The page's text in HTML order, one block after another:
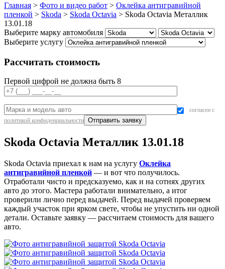
Главная > Фото и видео работ > Оклейка антигравийной
пленкой > Skoda > Skoda Octavia > Skoda Octavia Металлик
13.01.18
Выберите марку автомобиля
Выберите услугу
Рассчитать стоимость
Первой цифрой не должна быть 8
согласен с
политикой конфиденциальности
Skoda Octavia Металлик 13.01.18
Skoda Octavia приехал к нам на услугу Оклейка
антигравийной пленкой — и вот что получилось.
Отработали чисто и предсказуемо, как и на сотнях других
авто до этого. Мастера работали внимательно, а итог
проверили лично перед выдачей. Перед выдачей проверяем
каждый участок при ярком свете, чтобы не упустить ни одной
детали. Оставьте заявку — рассчитаем стоимость для вашего
авто.